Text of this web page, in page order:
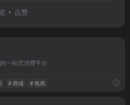
点赞
一站式消费平台
# 商城 # 电商